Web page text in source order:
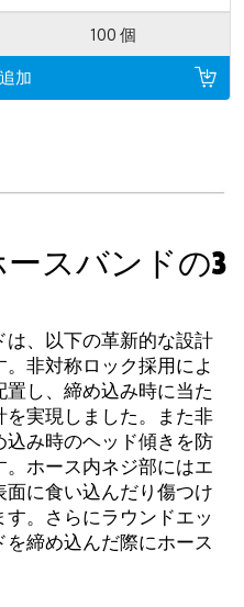
100 個
加
スバンドの3
は、以下の革新的な設計
非対称ロック採用によ
置し、締め込み時に当た
を実現しました。また非
み時のヘッド傾きを防
ホース内ネジ部にはエ
面に食い込んだり傷つけ
。さらにラウンドエッ
締め込んだ際にホース